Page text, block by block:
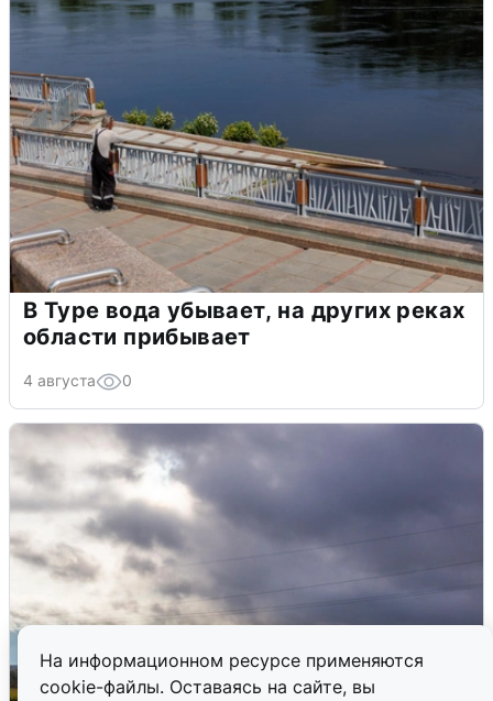
На информационном ресурсе применяются
cookie-файлы. Оставаясь на сайте, вы
В Туре вода убывает, на других реках
области прибывает
4 августа 0